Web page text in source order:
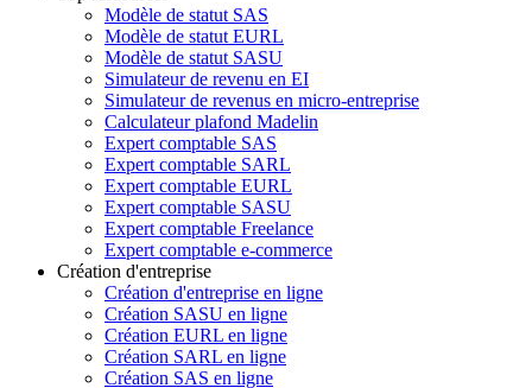
Modèle de statut SAS
Modèle de statut EURL
Modèle de statut SASU
Simulateur de revenu en EI
Simulateur de revenus en micro-entreprise
Calculateur plafond Madelin
Expert comptable SAS
Expert comptable SARL
Expert comptable EURL
Expert comptable SASU
Expert comptable Freelance
Expert comptable e-commerce
Création d'entreprise
Création d'entreprise en ligne
Création SASU en ligne
Création EURL en ligne
Création SARL en ligne
Création SAS en ligne